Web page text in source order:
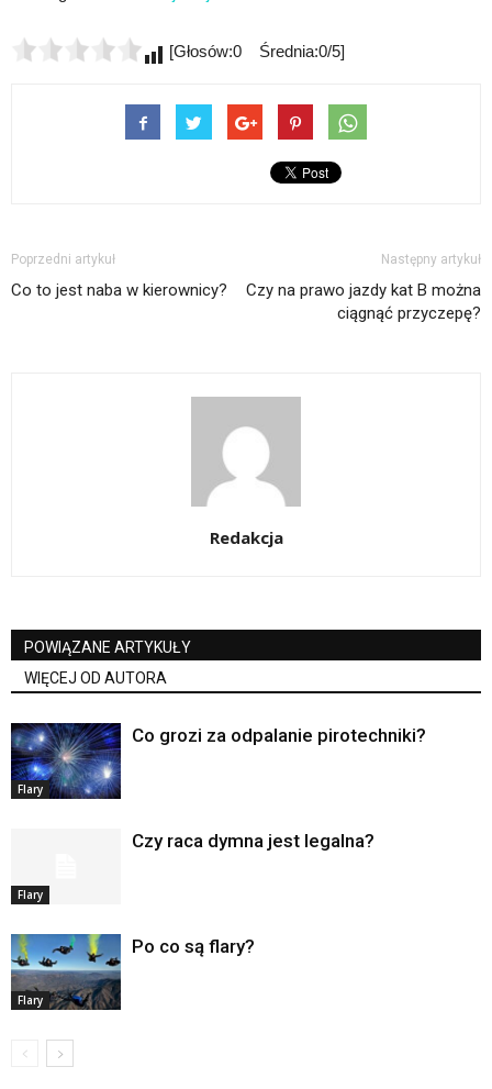
[Głosów:0 Średnia:0/5]
Poprzedni artykuł
Co to jest naba w kierownicy?
Następny artykuł
Czy na prawo jazdy kat B można
ciągnąć przyczepę?
Redakcja
POWIĄZANE ARTYKUŁY
WIĘCEJ OD AUTORA
Flary
Co grozi za odpalanie pirotechniki?
Flary
Czy raca dymna jest legalna?
Flary
Po co są flary?